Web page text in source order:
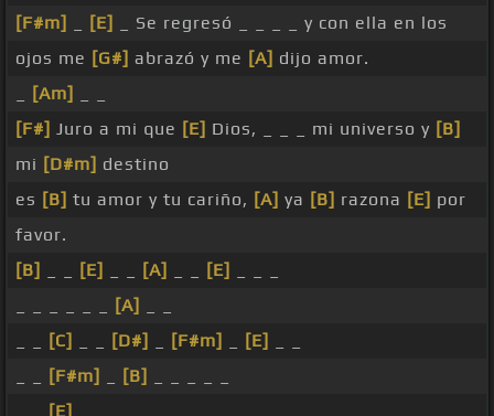
[F#m]
[E]
_ Se regresó _ _ _ _ y con ella en los
ojos me [G#] abrazó y me [A] dijo amor.
[Am]
[F#] Juro a mi que [E] Dios, _ _ _ mi universo y [B]
mi [D#m] destino
es [B] tu amor y tu cariño, [A] ya [B] razona [E] por
favor.
[B]
[E] [A] [E]
[A]
[C] [D#] [F#m] [E]
[F#m] [B]
[E]